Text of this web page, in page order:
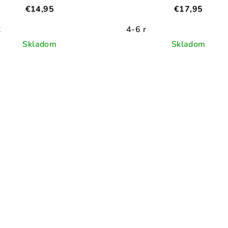
€14,95
Skladom
€17,95
4-6 r
Skladom